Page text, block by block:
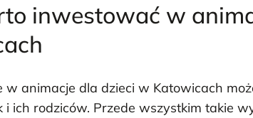
inwestować w
w animacje dla dzieci w Katowicach
i ich rodziców. Przede wszystkim takie